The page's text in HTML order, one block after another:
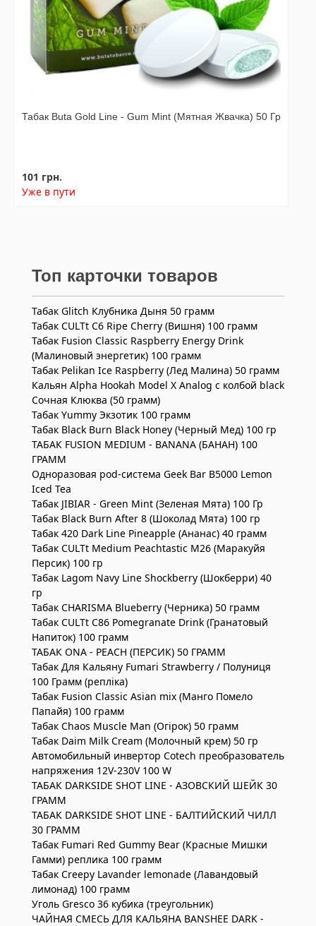
Табак Buta Gold Line - Gum Mint (Мятная Жвачка) 50 Гр
101 грн.
Уже в пути
Топ карточки товаров
Табак Glitch Клубника Дыня 50 грамм
Табак CULTt C6 Ripe Cherry (Вишня) 100 грамм
Табак Fusion Classic Raspberry Energy Drink
(Малиновый энергетик) 100 грамм
Табак Pelikan Ice Raspberry (Лед Малина) 50 грамм
Кальян Alpha Hookah Model X Analog с колбой black
Сочная Клюква (50 грамм)
Табак Yummy Экзотик 100 грамм
Табак Black Burn Black Honey (Черный Мед) 100 гр
ТАБАК FUSION MEDIUM - BANANA (БАНАН) 100
ГРАММ
Одноразовая pod-система Geek Bar B5000 Lemon
Iced Tea
Табак JIBIAR - Green Mint (Зеленая Мята) 100 Гр
Табак Black Burn After 8 (Шоколад Мята) 100 гр
Табак 420 Dark Line Pineapple (Ананас) 40 грамм
Табак CULTt Medium Peachtastic M26 (Маракуйя
Персик) 100 гр
Табак Lagom Navy Line Shockberry (Шокберри) 40
гр
Табак CHARISMA Blueberry (Черника) 50 грамм
Табак CULTt C86 Pomegranate Drink (Гранатовый
Напиток) 100 грамм
ТАБАК ONA - PEACH (ПЕРСИК) 50 ГРАММ
Табак Для Кальяну Fumari Strawberry / Полуниця
100 Грамм (репліка)
Табак Fusion Classic Asian mix (Манго Помело
Папайя) 100 грамм
Табак Chaos Muscle Man (Огірок) 50 грамм
Табак Daim Milk Сream (Молочный крем) 50 гр
Автомобильный инвертор Cotech преобразователь
напряжения 12V-230V 100 W
ТАБАК DARKSIDE SHOT LINE - АЗОВСКИЙ ШЕЙК 30
ГРАММ
ТАБАК DARKSIDE SHOT LINE - БАЛТИЙСКИЙ ЧИЛЛ
30 ГРАММ
Табак Fumari Red Gummy Bear (Красные Мишки
Гамми) реплика 100 грамм
Табак Creepy Lavander lemonade (Лавандовый
лимонад) 100 грамм
Уголь Gresco 36 кубика (треугольник)
ЧАЙНАЯ СМЕСЬ ДЛЯ КАЛЬЯНА BANSHEE DARK -